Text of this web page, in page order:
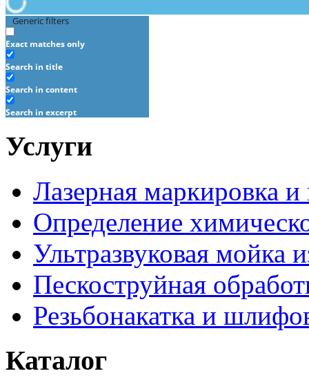
Generic filters
Exact matches only
Search in title
Search in content
Search in excerpt
Услуги
Лазерная маркировка и
Определение
Ультразвуковая мойка
Пескоструйная
Резьбонакатка и
Каталог